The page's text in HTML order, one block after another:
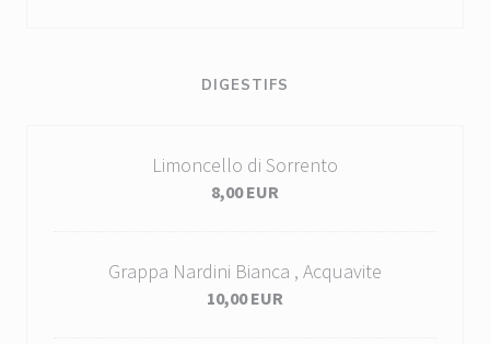
DIGESTIFS
Limoncello di Sorrento
8,00 EUR
Grappa Nardini Bianca , Acquavite
10,00 EUR